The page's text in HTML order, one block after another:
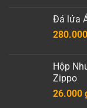
Đá lửa
280.000
Hộp
Zippo
26.000